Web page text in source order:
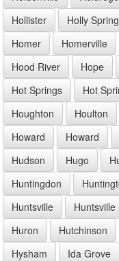
Hollister
Holly
Homer
Homerville
Hood River
Hope
Hot Springs
Hot
Houghton
Houlton
Howard
Howard
Hudson
Hugo
Huntingdon
Huntsville
Huntsville
Huron
Hutchinson
Hysham
Ida Grove